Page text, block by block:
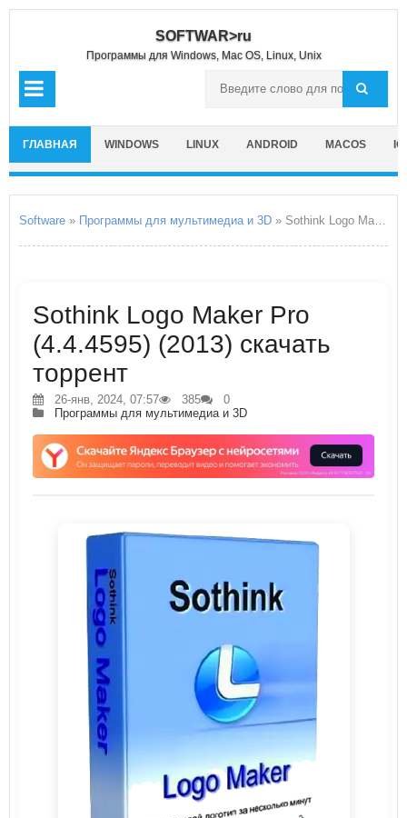
SOFTWAR>ru
Программы для Windows, Mac OS, Linux, Unix
ГЛАВНАЯ WINDOWS LINUX ANDROID MACOS
Software » Программы для мультимедиа и 3D » Sothink Logo Maker Pro
Sothink Logo Maker Pro
(4.4.4595) (2013) скачать
торрент
26-янв, 2024, 07:57 385
0
Программы для мультимедиа и 3D